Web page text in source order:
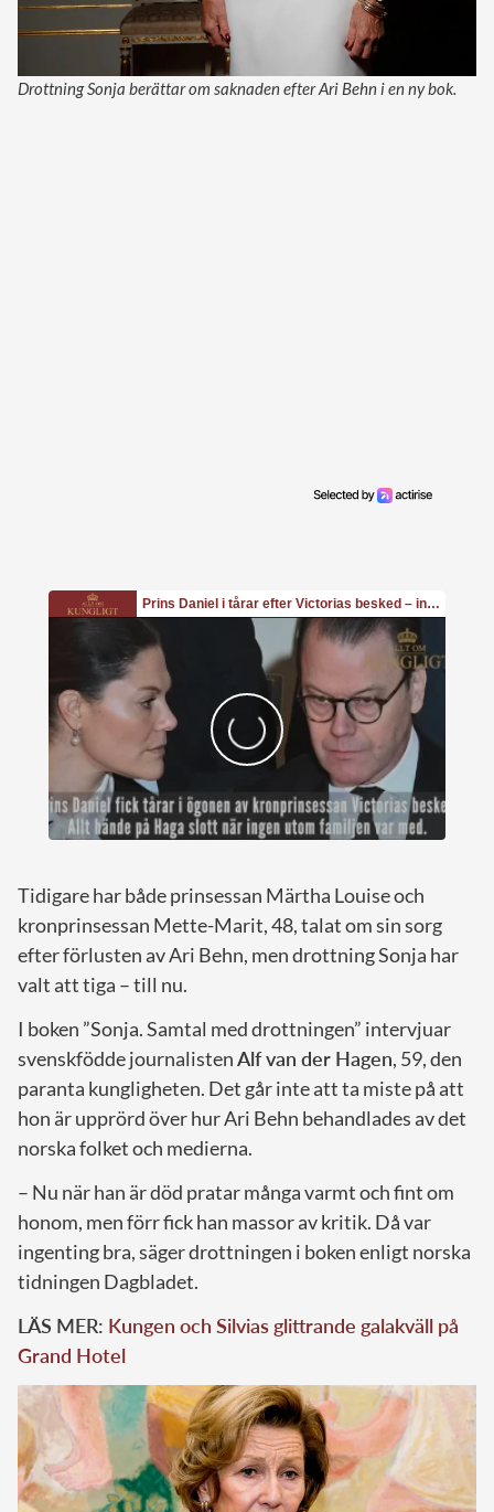
Drottning Sonja berättar om saknaden efter Ari Behn i en ny bok.
Tidigare har både prinsessan Märtha Louise och
kronprinsessan Mette-Marit, 48, talat om sin sorg
efter förlusten av Ari Behn, men drottning Sonja har
valt att tiga – till nu.
I boken ”Sonja. Samtal med drottningen” intervjuar
svenskfödde journalistenAlf van der Hagen, 59, den
paranta kungligheten. Det går inte att ta miste på att
hon är upprörd över hur Ari Behn behandlades av det
norska folket och medierna.
– Nu när han är död pratar många varmt och fint om
honom, men förr fick han massor av kritik. Då var
ingenting bra, säger drottningen i boken enligt norska
tidningen Dagbladet.
LÄS MER: Kungen och Silvias glittrande galakväll på
Grand Hotel